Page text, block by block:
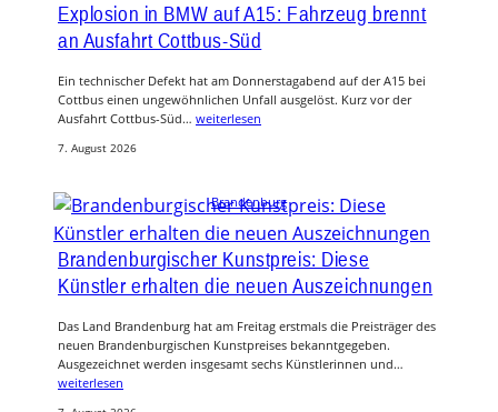
Explosion in BMW auf A15: Fahrzeug brennt
an Ausfahrt Cottbus-Süd
Ein technischer Defekt hat am Donnerstagabend auf der A15 bei
Cottbus einen ungewöhnlichen Unfall ausgelöst. Kurz vor der
Ausfahrt Cottbus-Süd… weiterlesen
7. August 2026
Brandenburg
Brandenburgischer Kunstpreis: Diese
Künstler erhalten die neuen Auszeichnungen
Das Land Brandenburg hat am Freitag erstmals die Preisträger des
neuen Brandenburgischen Kunstpreises bekanntgegeben.
Ausgezeichnet werden insgesamt sechs Künstlerinnen und…
weiterlesen